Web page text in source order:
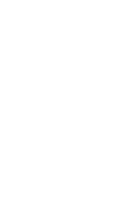
und Kiosk.
nur 6
entfernt,
und